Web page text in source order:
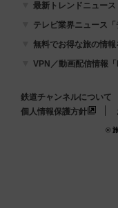
最新トレンドニュー
テレビ業界ニュース「
無料でお得な旅の情
VPN／動画配信情報「
鉄道チャンネルについて
個人情報保護方針
©